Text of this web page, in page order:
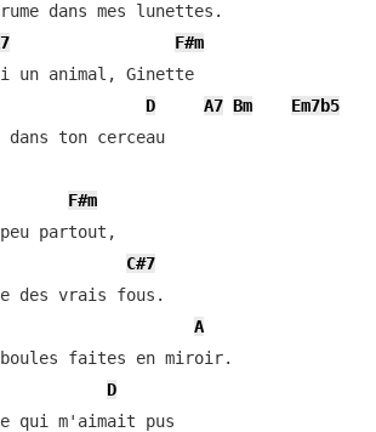
dans mes lunettes.
F#m
T'as fait de moi un animal, Ginette
D A7 Bm
Em7b5
ton cerceau
F#m
partout,
C#7
des vrais fous.
A
boules faites en miroir.
D
qui m'aimait pus